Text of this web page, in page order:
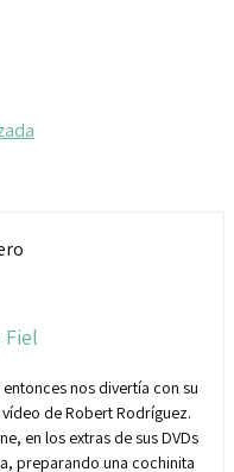
Fiel
nos divertía con su
de Robert Rodríguez.
en los extras de sus DVDs
preparando una cochinita